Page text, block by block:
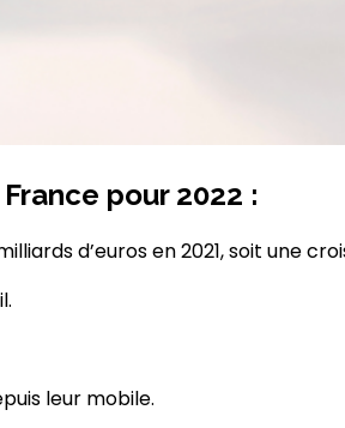
pour 2022 :
d’euros en 2021, soit une
leur mobile.